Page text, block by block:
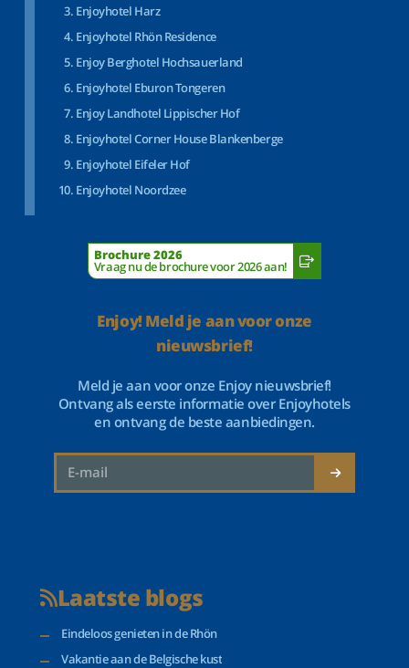
Enjoyhotel Harz
Enjoyhotel Rhön Residence
Enjoy Berghotel Hochsauerland
Enjoyhotel Eburon Tongeren
Enjoy Landhotel Lippischer Hof
Enjoyhotel Corner House Blankenberge
Enjoyhotel Eifeler Hof
Enjoyhotel Noordzee
Brochure 2026
Vraag nu de brochure voor 2026 aan!
Enjoy! Meld je aan voor onze
nieuwsbrief!
Meld je aan voor onze Enjoy nieuwsbrief!
Ontvang als eerste informatie over Enjoyhotels
en ontvang de beste aanbiedingen.
Laatste blogs
Eindeloos genieten in de Rhön
Vakantie aan de Belgische kust